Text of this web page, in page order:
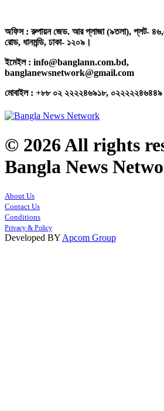
অফিস : রুপায়ন জেড. আর প্লাজা (৯তলা), প্লট-
রোড, ধানমন্ডি, ঢাকা- ১২০৯।
ইমেইল : info@banglann.com.bd,
banglanewsnetwork@gmail.com
মোবাইল : +৮৮ ০২ ২২২২৪৬৯১৮, ০২২২২২৪৬৪৪৯
© 2026 All rights
Bangla News
About Us
Contact Us
Conditions
Privacy & Policy
Developed BY Apcom Group